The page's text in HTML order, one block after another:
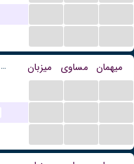
میزبان مساوی میهمان